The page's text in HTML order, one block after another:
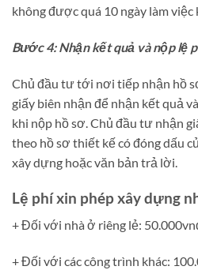
không được quá 10 ngày làm
Bước 4: Nhận kết quả và nộp lệ
Chủ đầu tư tới nơi tiếp nhận hồ
giấy biên nhận để nhận kết quả
khi nộp hồ sơ. Chủ đầu tư nhận
theo hồ sơ thiết kế có đóng dấu
xây dựng hoặc văn bản trả lời.
Lệ phí xin phép xây dựng
+ Đối với nhà ở riêng lẻ:
+ Đối với các công trình khác: